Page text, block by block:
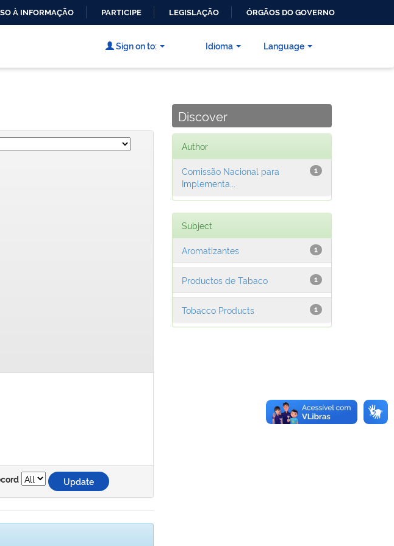
À INFORMAÇÃO PARTICIPE LEGISLAÇÃO ÓRGÃOS DO GOVERNO
Language
Sign on to: Idioma
Discover
Author
1
Comissão Nacional para
Implementa...
Subject
1
Aromatizantes
1
Productos de Tabaco
1
Tobacco Products